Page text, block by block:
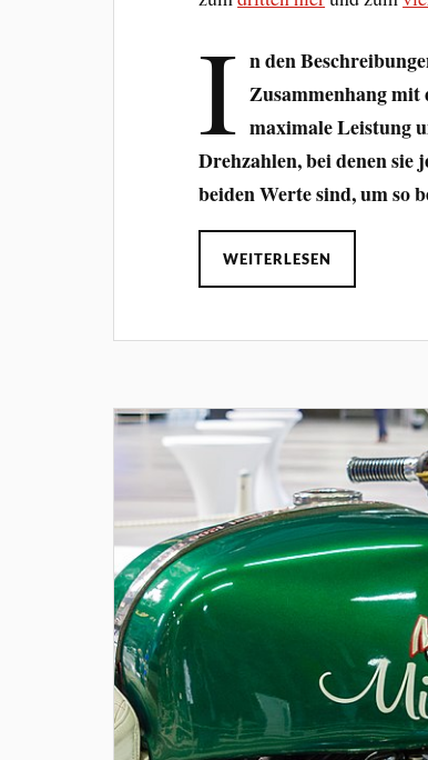
I n den
Zusammenhang mit
maximale Leistung
Drehzahlen, bei denen sie
beiden Werte sind, um so
WEITERLESEN